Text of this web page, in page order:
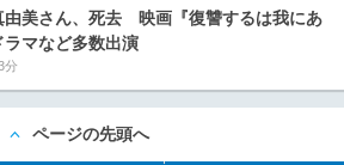
由美さん、死去 映画『復讐するは我にあ
ラマなど多数出演
分
ページの先頭へ